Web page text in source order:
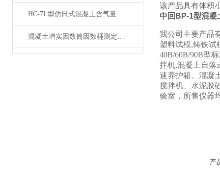
HC-7L型仿日式混凝土含气量测定仪产品展示
混凝土增实因数筒因数桶测定仪产品展示
该产品具有体积
中回BP-1型混凝
我公司主要产品
塑料试模,铸铁试
40B/60B/90B型
拌机,混凝土自落
速养护箱、混凝
搅拌机、水泥胶
验室，所售仪器
产